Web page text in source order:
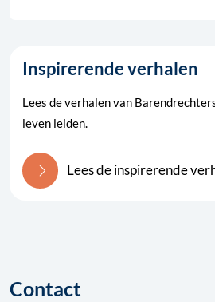
Inspirerende verhalen
Lees de verhalen van
leven leiden.
Lees de inspirerende
Contact